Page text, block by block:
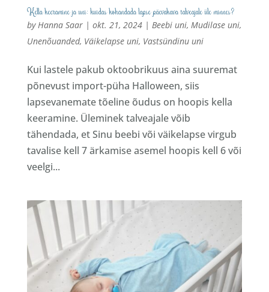
Kella keeramine ja uni: kuidas kohandada lapse päevakava talveajale üle minnes?
byHanna Saar| okt. 21, 2024| Beebi uni, Mudilase uni,
Unenõuanded, Väikelapse uni, Vastsündinu uni
Kui lastele pakub oktoobrikuus aina suuremat
põnevust import-püha Halloween, siis
lapsevanemate tõeline õudus on hoopis kella
keeramine. Üleminek talveajale võib
tähendada, et Sinu beebi või väikelapse virgub
tavalise kell 7 ärkamise asemel hoopis kell 6 või
veelgi...